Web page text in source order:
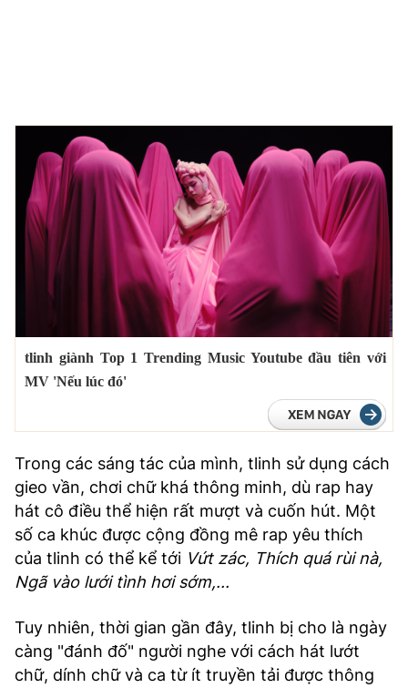
tlinh giành Top 1 Trending Music Youtube đầu tiên với
MV 'Nếu lúc đó'
Trong các sáng tác của mình, tlinh sử dụng cách
gieo vần, chơi chữ khá thông minh, dù rap hay
hát cô điều thể hiện rất mượt và cuốn hút. Một
số ca khúc được cộng đồng mê rap yêu thích
của tlinh có thể kể tới Vứt zác, Thích quá rùi nà,
Ngã vào lưới tình hơi sớm,...
Tuy nhiên, thời gian gần đây, tlinh bị cho là ngày
càng "đánh đố" người nghe với cách hát lướt
chữ, dính chữ và ca từ ít truyền tải được thông